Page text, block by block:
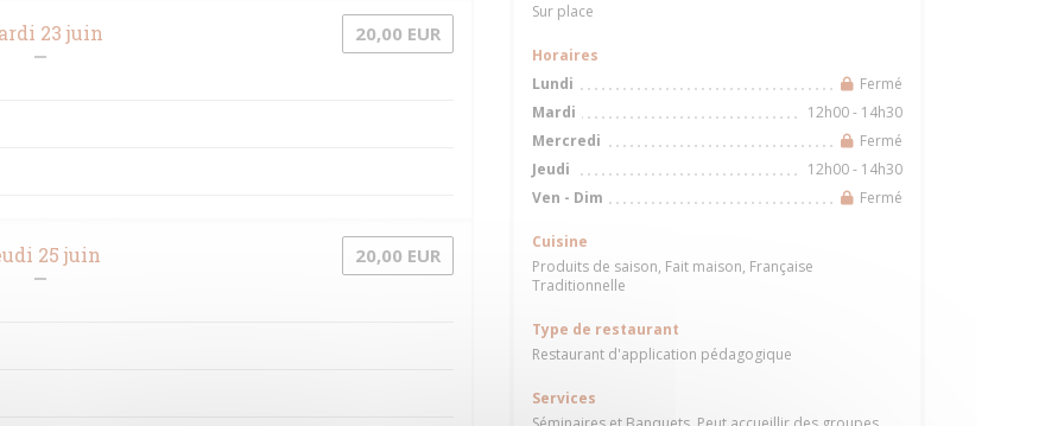
23 juin 20,00 EUR
25 juin 20,00 EUR
Sur place
Horaires
Lundi
Fermé
Mardi
12h00 - 14h30
Mercredi
Fermé
Jeudi
12h00 - 14h30
Ven - Dim Fermé
Cuisine
Produits de saison, Fait maison, Française
Traditionnelle
Type de restaurant
Restaurant d'application pédagogique
Services